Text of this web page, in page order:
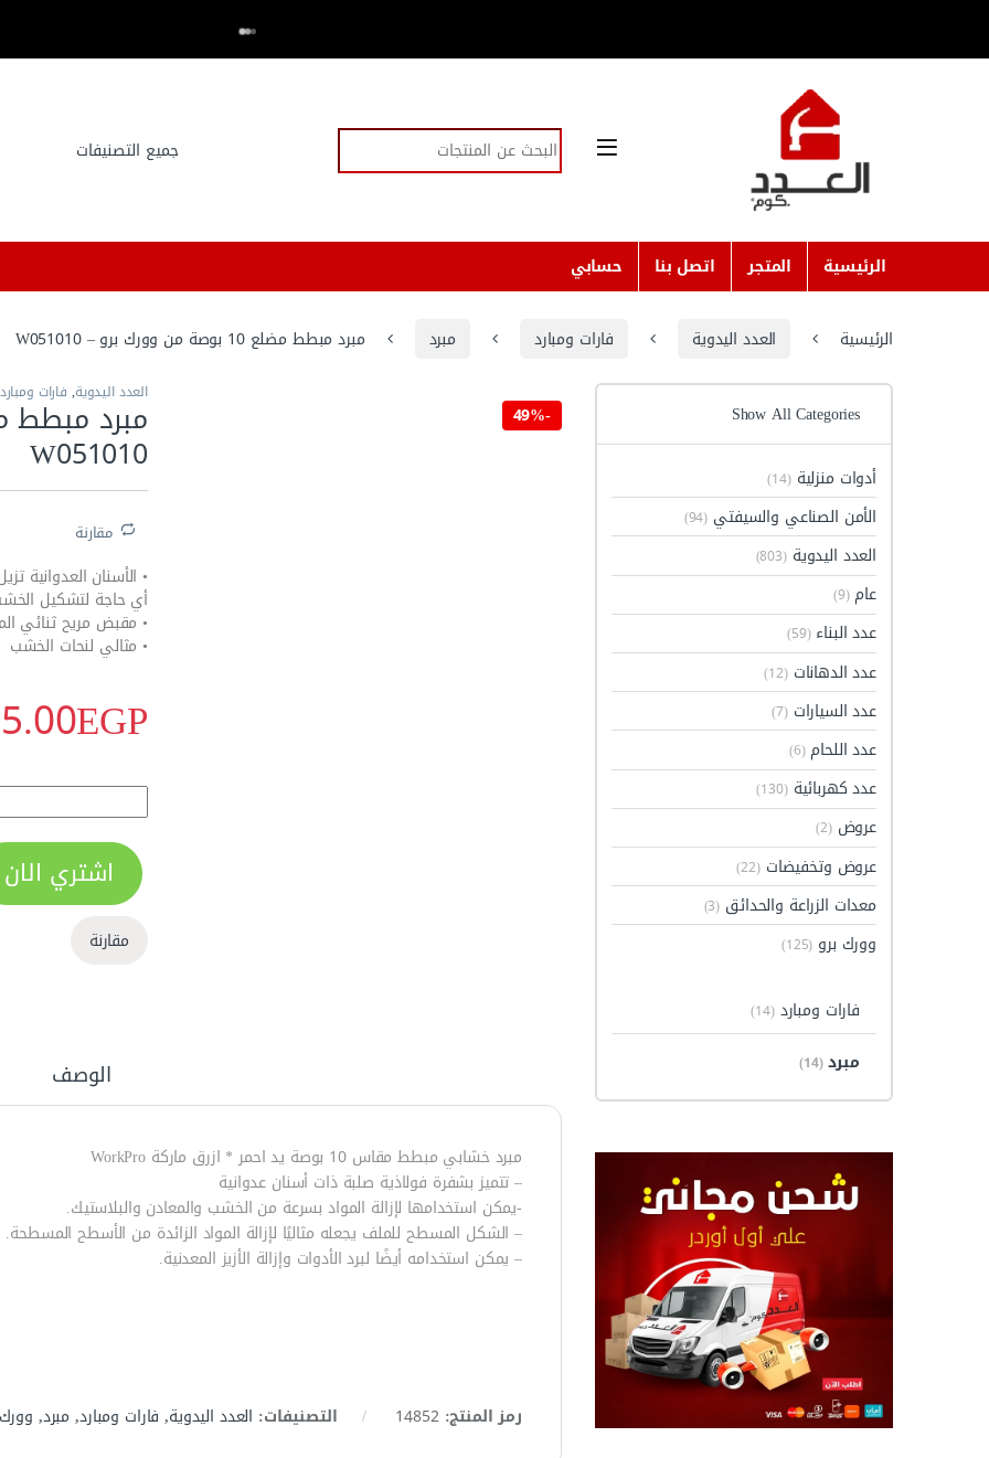
Search for:
الرئيسية المتجر اتصل بنا حسابي
الرئيسية العدد اليدوية فارات ومبارد مبرد مبرد مبطط مضلع 10 بوصة من وورك برو – W051010
-
49%
العدد اليدوية, فارات ومبارد
W051010
مقارنة
• الأسنان العدوانية
أي حاجة لتشكيل
• مقبض مريح ثنائي
• مثالي لنحات الخشب
EGP
مبرد مبطط مضلع 10 بوصة من وورك برو - W051010 quantity
اشتري الان
مقارنة
الوصف
مبرد خشابي مبطط مقاس 10 بوصة يد احمر * ازرق ماركة WorkPro
– تتميز بشفرة فولاذية صلبة ذات أسنان عدوانية
-يمكن استخدامها لإزالة المواد بسرعة من الخشب والمعادن والبلاستيك.
– الشكل المسطح للملف يجعله مثاليًا لإزالة المواد الزائدة من الأسطح المسطحة.
– يمكن استخدامه أيضًا لبرد الأدوات وإزالة الأزيز المعدنية.
رمز المنتج:14852 التصنيفات: العدد اليدوية, فارات ومبارد, مبرد,
Show All Categories
أدوات منزلية(14)
الأمن الصناعي والسيفتي (94)
العدد اليدوية(803)
عام(9)
عدد البناء(59)
عدد الدهانات(12)
عدد السيارات(7)
عدد اللحام(6)
عدد كهربائية(130)
عروض(2)
عروض وتخفيضات(22)
معدات الزراعة والحدائق (3)
وورك برو (125)
فارات ومبارد(14)
مبرد (14)